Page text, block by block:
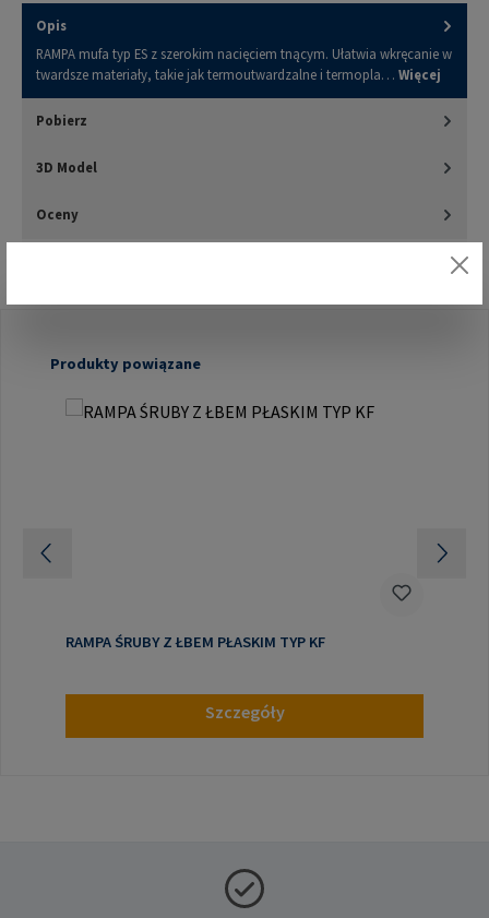
Opis
RAMPA mufa typ ES z szerokim nacięciem tnącym. Ułatwia wkręcanie w
twardsze materiały, takie jak termoutwardzalne i termopla… Więcej
Pobierz
3D Model
Oceny
Pomiń galerię produktów
Produkty powiązane
RAMPA ŚRUBY Z ŁBEM PŁASKIM TYP KF
Szczegóły